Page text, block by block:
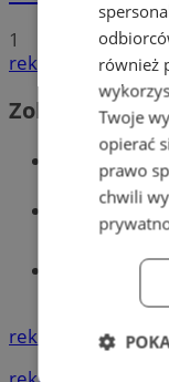
1
reklama
Zobacz
reklama
również
Twoje
opierać
prawo
chwili